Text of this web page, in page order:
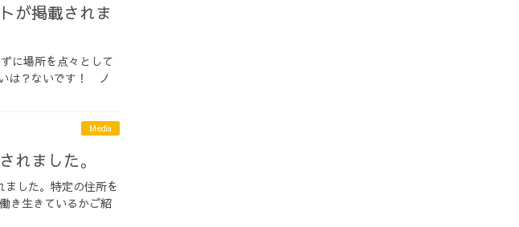
が掲載されま
に場所を点々として
は？ないです！ ノ
Media
れました。
した。特定の住所を
き生きているかご紹